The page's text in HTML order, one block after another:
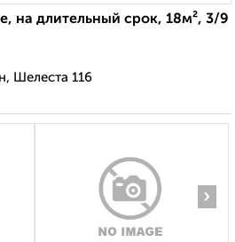
на длительный срок, 18м², 3/9
Шелеста 116
›